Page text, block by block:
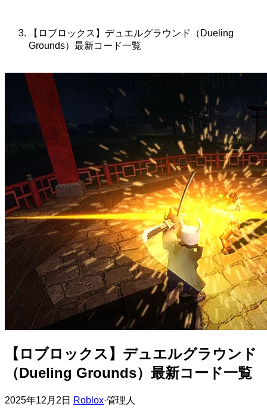
【ロブロックス】デュエルグラウンド（Dueling
Grounds）最新コード一覧
【ロブロックス】デュエルグラウンド
（Dueling Grounds）最新コード一覧
2025年12月2日 Roblox·管理人